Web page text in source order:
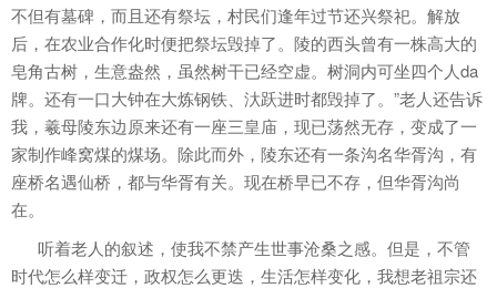
不但有墓碑，而且还有祭坛，村民们逢年过节还兴祭祀。解放
后，在农业合作化时便把祭坛毁掉了。陵的西头曾有一株高大的
皂角古树，生意盎然，虽然树干已经空虚。树洞内可坐四个人da
牌。还有一口大钟在大炼钢铁、汏跃进时都毁掉了。”老人还告诉
我，羲母陵东边原来还有一座三皇庙，现已荡然无存，变成了一
家制作峰窝煤的煤场。除此而外，陵东还有一条沟名华胥沟，有
座桥名遇仙桥，都与华胥有关。现在桥早已不存，但华胥沟尚
在。
听着老人的叙述，使我不禁产生世事沧桑之感。但是，不管
时代怎么样变迁，政权怎么更迭，生活怎样变化，我想老祖宗还